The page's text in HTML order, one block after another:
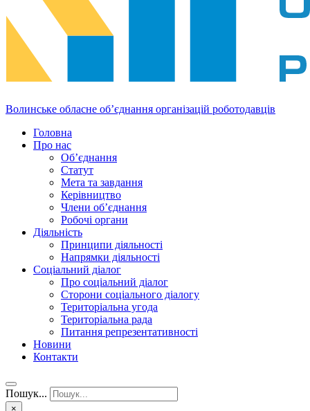
Волинське обласне об’єднання організацій роботодавців
Головна
Про нас
Об’єднання
Статут
Мета та завдання
Керівництво
Члени об’єднання
Робочі органи
Діяльність
Принципи діяльності
Напрямки діяльності
Соціальний діалог
Про соціальний діалог
Сторони соціального діалогу
Територіальна угода
Територіальна рада
Питання репрезентативності
Новини
Контакти
Пошук...
×